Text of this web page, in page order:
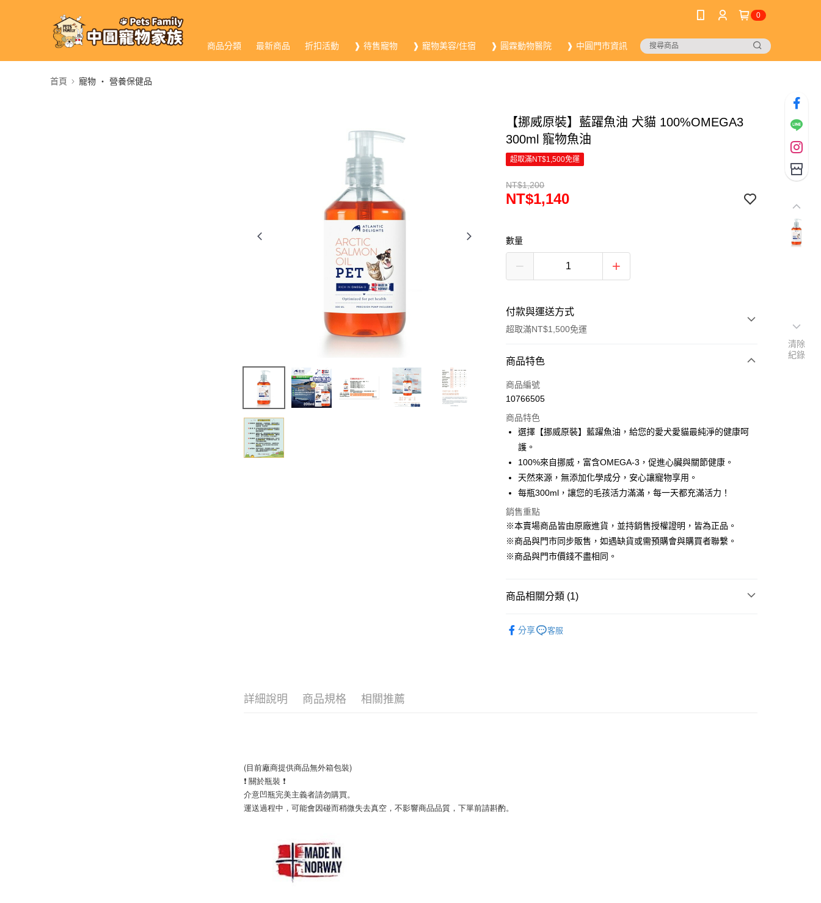
0
商品分類 最新商品 折扣活動 ❱ 待售寵物 ❱ 寵物美容/住宿 ❱ 圓霖動物醫院 ❱ 中圓門市資訊
首頁 寵物 ‧ 營養保健品
【挪威原裝】藍躍魚油 犬貓 100%OMEGA3
300ml 寵物魚油
超取滿NT$1,500免運
NT$1,200
NT$1,140
數量
付款與運送方式
超取滿NT$1,500免運
付款方式
信用卡一次付款
LINE Pay
Apple Pay
街口支付
悠遊付
Google Pay
ATM付款
貨到付款
運送方式
【全家】取貨付款1500免運
商品特色
商品編號
10766505
商品特色
選擇【挪威原裝】藍躍魚油，給您的愛犬愛貓最純淨的健康呵
護。
100%來自挪威，富含OMEGA-3，促進心臟與關節健康。
天然來源，無添加化學成分，安心讓寵物享用。
每瓶300ml，讓您的毛孩活力滿滿，每一天都充滿活力！
銷售重點
※本賣場商品皆由原廠進貨，並持銷售授權證明，皆為正品。
※商品與門市同步販售，如遇缺貨或需預購會與購買者聯繫。
※商品與門市價錢不盡相同。
商品相關分類 (1)
分享
客服
詳細說明 商品規格 相關推薦
(目前廠商提供商品無外箱包裝)
❗ 關於瓶裝 ❗
介意凹瓶完美主義者請勿購買。
運送過程中，可能會因碰而稍微失去真空，不影響商品品質，下單前請斟酌。
清除
紀錄